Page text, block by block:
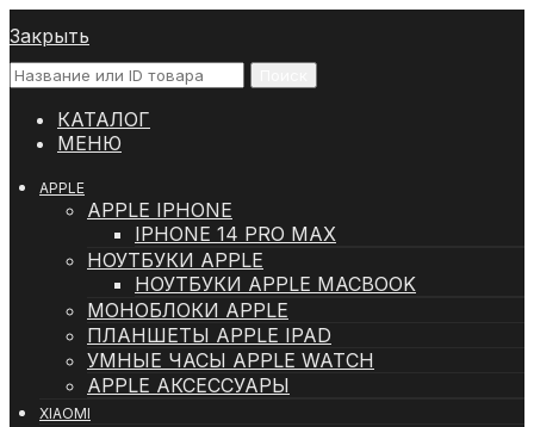
Закрыть
КАТАЛОГ
МЕНЮ
APPLE
APPLE IPHONE
IPHONE 14 PRO MAX
НОУТБУКИ APPLE
НОУТБУКИ APPLE MACBOOK
МОНОБЛОКИ APPLE
ПЛАНШЕТЫ APPLE IPAD
УМНЫЕ ЧАСЫ APPLE WATCH
APPLE АКСЕССУАРЫ
XIAOMI